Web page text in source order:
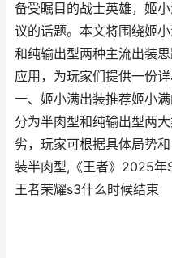
备受瞩目的战士英雄，姬
议的话题。本文将围绕姬
和纯输出型两种主流出装
应用，为玩家们提供一份
一、姬小满出装推荐姬小
分为半肉型和纯输出型两
劣，玩家可根据具体局势
装半肉型,《王者》2025
王者荣耀s3什么时候结束